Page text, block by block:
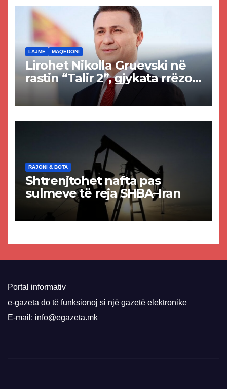
LAJME MAQEDONI
Lirohet Nikolla Gruevski në
rastin “Talir 2”, gjykata rrëzon
akuzat për ndërtimin e
paligjshëm të selisë së
RAJONI & BOTA
Shtrenjtohet nafta pas
sulmeve të reja SHBA–Iran
Portal informativ
e-gazeta do të funksionoj si një gazetë elektronike
E-mail: info@egazeta.mk